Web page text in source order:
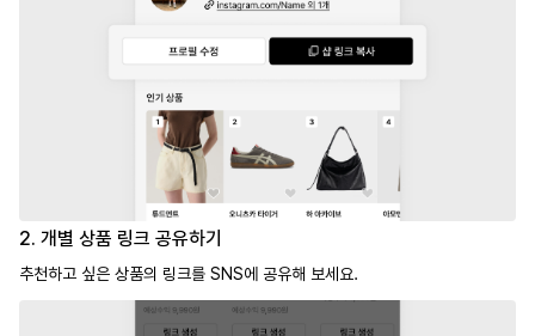
2. 개별 상품 링크 공유하기
추천하고 싶은 상품의 링크를 SNS에 공유해 보세요.